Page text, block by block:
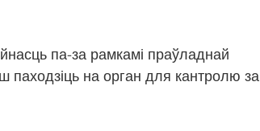
па-за рамкамі праўладнай
на орган для кантролю за